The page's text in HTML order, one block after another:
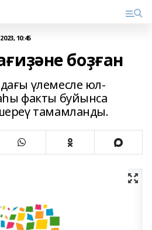
10:45
боҙған
үлемесле юл-
факты буйынса
тамамланды.